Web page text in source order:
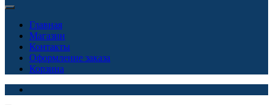
Главная
Магазин
Контакты
Оформление заказа
Корзина